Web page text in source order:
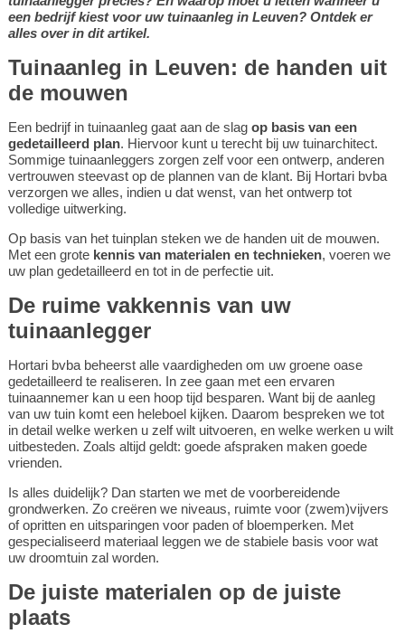
een bedrijf kiest voor uw tuinaanleg in Leuven? Ontdek er
alles over in dit artikel.
Tuinaanleg in Leuven: de handen uit
de mouwen
Een bedrijf in tuinaanleg gaat aan de slag op basis van een
gedetailleerd plan. Hiervoor kunt u terecht bij uw tuinarchitect.
Sommige tuinaanleggers zorgen zelf voor een ontwerp, anderen
vertrouwen steevast op de plannen van de klant. Bij Hortari bvba
verzorgen we alles, indien u dat wenst, van het ontwerp tot
volledige uitwerking.
Op basis van het tuinplan steken we de handen uit de mouwen.
Met een grote kennis van materialen en technieken, voeren we
uw plan gedetailleerd en tot in de perfectie uit.
De ruime vakkennis van uw
tuinaanlegger
Hortari bvba beheerst alle vaardigheden om uw groene oase
gedetailleerd te realiseren. In zee gaan met een ervaren
tuinaannemer kan u een hoop tijd besparen. Want bij de aanleg
van uw tuin komt een heleboel kijken. Daarom bespreken we tot
in detail welke werken u zelf wilt uitvoeren, en welke werken u wilt
uitbesteden. Zoals altijd geldt: goede afspraken maken goede
vrienden.
Is alles duidelijk? Dan starten we met de voorbereidende
grondwerken. Zo creëren we niveaus, ruimte voor (zwem)vijvers
of opritten en uitsparingen voor paden of bloemperken. Met
gespecialiseerd materiaal leggen we de stabiele basis voor wat
uw droomtuin zal worden.
De juiste materialen op de juiste
plaats